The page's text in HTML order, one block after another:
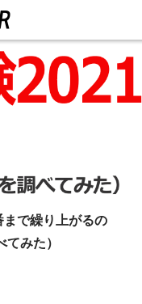
まで繰り上がるの
みた）